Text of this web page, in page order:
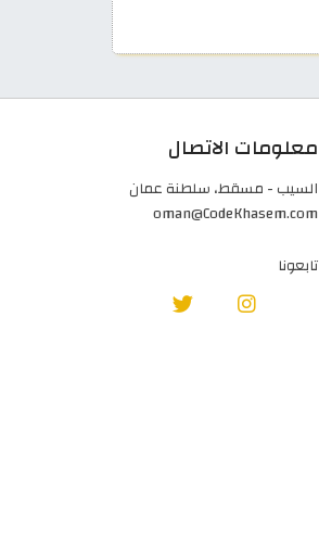
معلومات الاتصال
السيب - مسقط، سلطنة عمان
oman@CodeKhasem.com
تابعونا